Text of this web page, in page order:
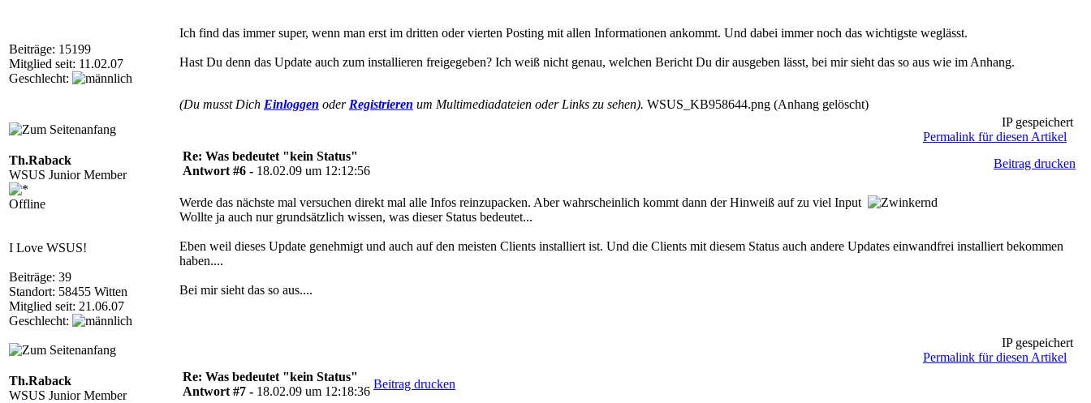
Beiträge: 15199
Mitglied seit: 11.02.07
Geschlecht:
Ich find das immer super, wenn man erst im dritten oder vierten Posting mit allen Informationen ankommt. Und dabei immer noch das wichtigste weglässt.
Hast Du denn das Update auch zum installieren freigegeben? Ich weiß nicht genau, welchen Bericht Du dir ausgeben lässt, bei mir sieht das so aus wie im Anhang.
(Du musst Dich Einloggen oder Registrieren um Multimediadateien oder Links zu sehen). WSUS_KB958644.png (Anhang gelöscht)
IP gespeichert
Permalink für diesen Artikel
Th.Raback
WSUS Junior Member
Offline
I Love WSUS!
Beiträge: 39
Standort: 58455 Witten
Mitglied seit: 21.06.07
Geschlecht:
Re: Was bedeutet "kein Status"
Antwort #6 - 18.02.09 um 12:12:56
Beitrag drucken
Werde das nächste mal versuchen direkt mal alle Infos reinzupacken. Aber wahrscheinlich kommt dann der Hinweiß auf zu viel Input
Wollte ja auch nur grundsätzlich wissen, was dieser Status bedeutet...
Eben weil dieses Update genehmigt und auch auf den meisten Clients installiert ist. Und die Clients mit diesem Status auch andere Updates einwandfrei installiert bekommen
haben....
Bei mir sieht das so aus....
IP gespeichert
Permalink für diesen Artikel
Th.Raback
WSUS Junior Member
Re: Was bedeutet "kein Status"
Antwort #7 - 18.02.09 um 12:18:36
Beitrag drucken